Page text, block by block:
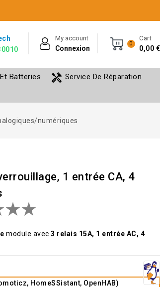
0
Cart
0,00 €
My account
Connexion
Batteries handyman Service De Réparation
numériques
1 entrée CA, 4
module avec 3 relais 15A, 1 entrée AC, 4
HomeSSistant, OpenHAB)